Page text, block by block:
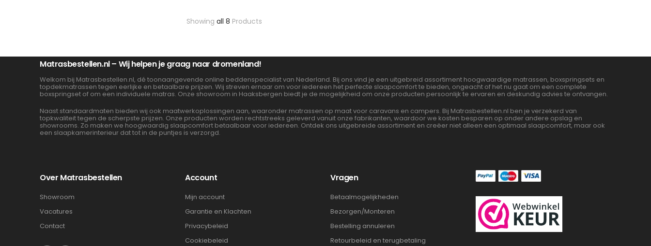
Showing all 8 Products
Matrasbestellen.nl – Wij helpen je graag naar dromenland!
Welkom bij Matrasbestellen.nl, dé toonaangevende online beddenspecialist van Nederland. Bij ons vind je een uitgebreid assortiment hoogwaardige matrassen, boxspringsets en
topdekmatrassen tegen eerlijke en betaalbare prijzen. Wij streven ernaar om voor iedereen het perfecte slaapcomfort te bieden, ongeacht of het nu gaat om een complete
boxspringset of om een individuele matras. Onze showroom in Haaksbergen biedt je de mogelijkheid om onze producten persoonlijk te ervaren en deskundig advies te ontvangen.
Naast standaardmaten bieden wij ook maatwerkoplossingen aan, waaronder matrassen op maat voor caravans en campers. Bij Matrasbestellen.nl ben je verzekerd van
topkwaliteit tegen de scherpste prijzen. Onze producten worden rechtstreeks geleverd vanuit onze fabrikanten, waardoor we kosten besparen op onder andere opslag en
showrooms. Zo maken we hoogwaardig slaapcomfort betaalbaar voor iedereen. Ontdek ons uitgebreide assortiment en creëer niet alleen een optimaal slaapcomfort, maar ook
een slaapkamerinterieur dat tot in de puntjes is verzorgd.
Over Matrasbestellen
Showroom
Vacatures
Contact
Account
Mijn account
Garantie en Klachten
Privacybeleid
Cookiebeleid
Vragen
Betaalmogelijkheden
Bezorgen/Monteren
Bestelling annuleren
Retourbeleid en terugbetaling